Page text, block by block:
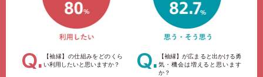
【袖縁】の仕組みをどのくら
い利用したいと思いますか？
【袖縁】が広まると出かける勇
気・機会は増えると思います
か？